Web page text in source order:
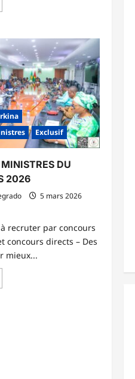
Exclusif
DU
2026
5 mars 2026
recruter par concours
concours directs – Des
mieux...